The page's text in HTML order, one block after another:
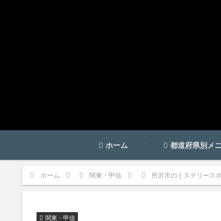
ホーム 都道府県別メ
ホーム 関東・甲信 所沢市のミステリース
関東・甲信